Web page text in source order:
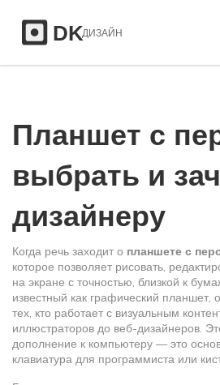
Планшет с
выбрать и
дизайнеру
Когда речь заходит о планшете с
которое позволяет рисовать,
на экране с точностью, близкой к
известный как графический планшет,
тех, кто работает с визуальным
иллюстраторов до веб-дизайнеров.
дополнение к компьютеру — это
клавиатура для программиста или